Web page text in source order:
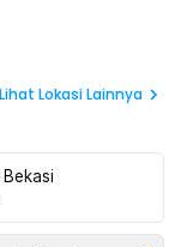
Lihat Lokasi Lainnya